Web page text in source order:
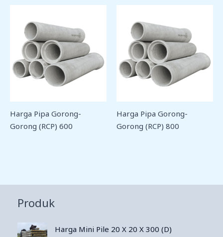
Harga Pipa Gorong-
Gorong (RCP) 600
Harga Pipa Gorong-
Gorong (RCP) 800
Produk
Harga Mini Pile 20 X 20 X 300 (D)